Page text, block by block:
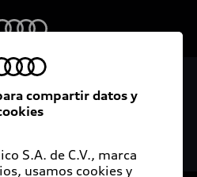
planta
México
compartir datos y
S.A. de C.V., marca
usamos cookies y